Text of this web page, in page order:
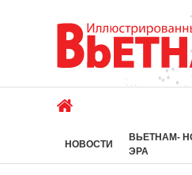
НОВОСТИ
ВЬЕТНАМ-
ЭРА